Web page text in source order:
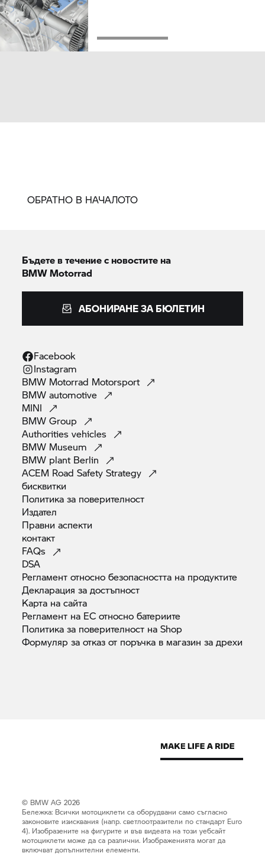
ОБРАТНО В НАЧАЛОТО
Бъдете в течение с новостите на
BMW Motorrad
АБОНИРАНЕ ЗА БЮЛЕТИН
Facebook
Instagram
BMW Motorrad Motorsport
BMWautomotive
MINI
BMWGroup
Authoritiesvehicles
BMW Museum
BMW plant Berlin
ACEM Road SafetyStrategy
бисквитки
Политика за поверителност
Издател
Правниаспекти
контакт
FAQs
DSA
Регламент относно безопасността на продуктите
Декларация задостъпност
Карта насайта
Регламент на ЕС относнобатериите
Политика за поверителност наShop
Формуляр за отказ от поръчка в магазин задрехи
© BMW AG 2026
Бележка: Всички мотоциклети са оборудвани само съгласно
законовите изисквания (напр. светлоотразители по стандарт Euro
4). Изобразените на фигурите и във видеата на този уебсайт
мотоциклети може да са различни. Изображенията могат да
включват допълнителни елементи.